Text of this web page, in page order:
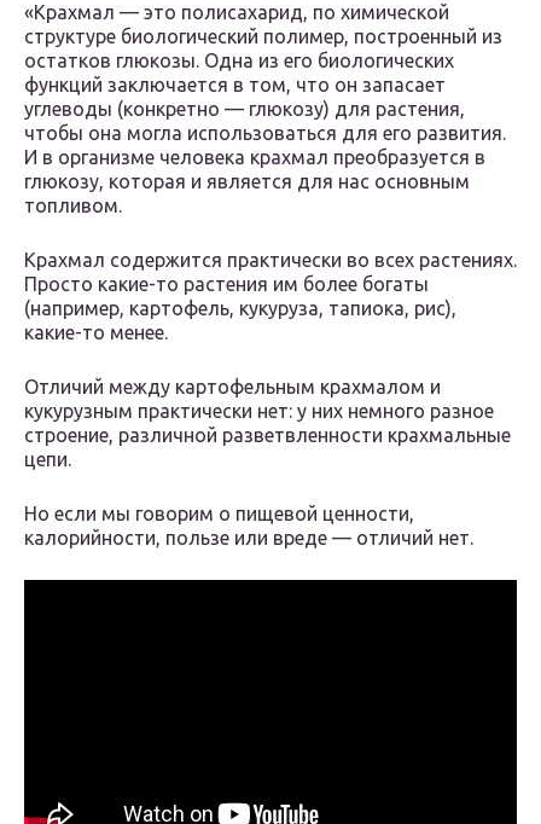
«Крахмал — это полисахарид, по химической
структуре биологический полимер, построенный из
остатков глюкозы. Одна из его биологических
функций заключается в том, что он запасает
углеводы (конкретно — глюкозу) для растения,
чтобы она могла использоваться для его развития.
И в организме человека крахмал преобразуется в
глюкозу, которая и является для нас основным
топливом.
Крахмал содержится практически во всех растениях.
Просто какие-то растения им более богаты
(например, картофель, кукуруза, тапиока, рис),
какие-то менее.
Отличий между картофельным крахмалом и
кукурузным практически нет: у них немного разное
строение, различной разветвленности крахмальные
цепи.
Но если мы говорим о пищевой ценности,
калорийности, пользе или вреде — отличий нет.